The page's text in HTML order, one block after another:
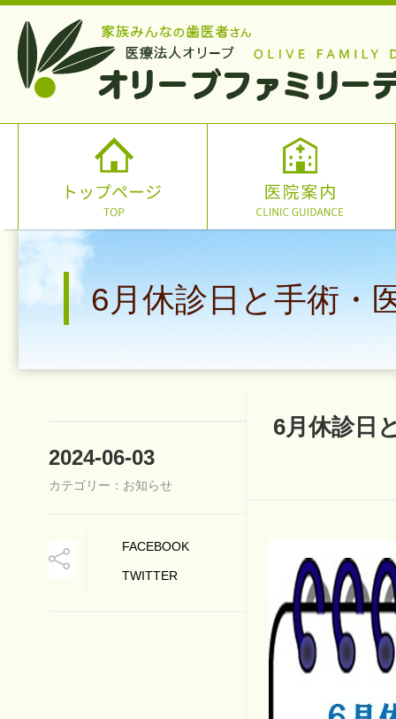
6月休診日と手術・
2024-06-03
カテゴリー：お知らせ
FACEBOOK
TWITTER
6月休診日